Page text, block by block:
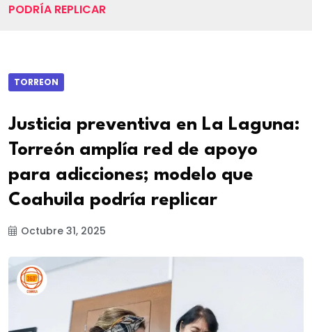
PODRÍA REPLICAR
TORREON
Justicia preventiva en La Laguna:
Torreón amplía red de apoyo
para adicciones; modelo que
Coahuila podría replicar
Octubre 31, 2025